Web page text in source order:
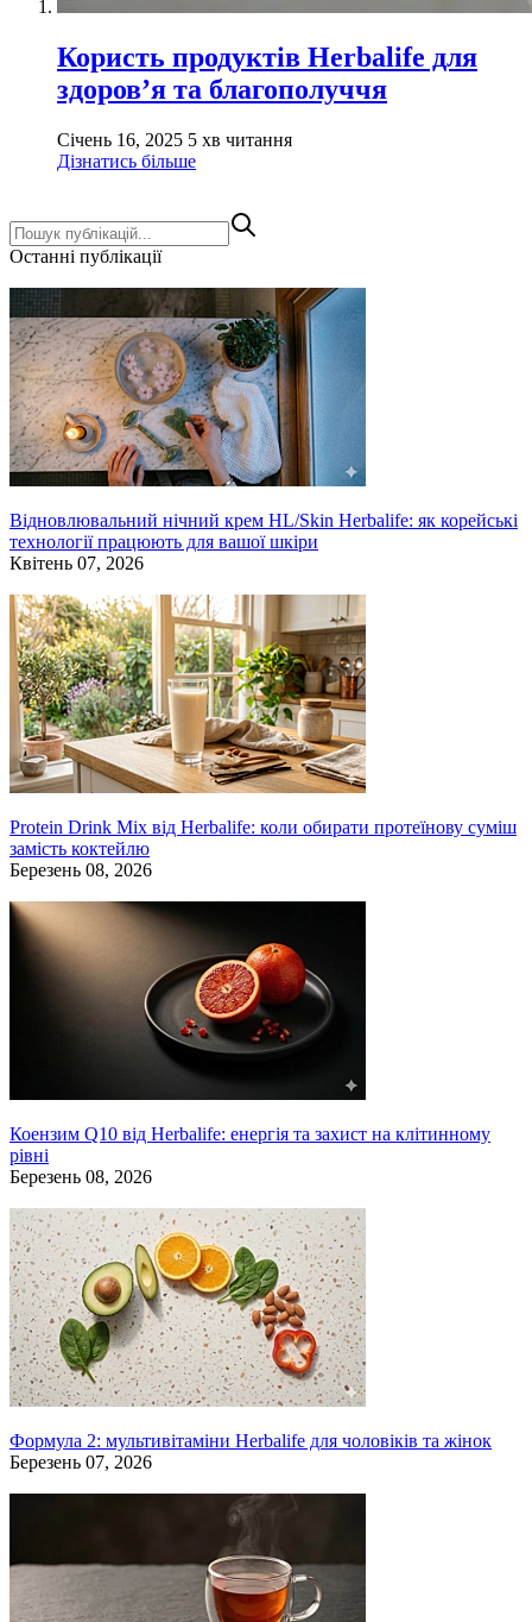
Користь продуктів Herbalife для
здоров’я та благополуччя
Січень 16, 2025 5 хв читання
Дізнатись більше
Останні публікації
Відновлювальний нічний крем HL/Skin Herbalife: як корейські
технології працюють для вашої шкіри
Квітень 07, 2026
Protein Drink Mix від Herbalife: коли обирати протеїнову суміш
замість коктейлю
Березень 08, 2026
Коензим Q10 від Herbalife: енергія та захист на клітинному
рівні
Березень 08, 2026
Формула 2: мультивітаміни Herbalife для чоловіків та жінок
Березень 07, 2026